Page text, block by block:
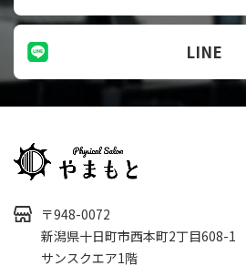
LINE
〒948-0072
新潟県十日町市西本町2丁目608-1
サンスクエア1階